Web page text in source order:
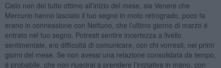
Cielo non del tutto ottimo all’inizio del mese, sia Venere che
Mercurio hanno lasciato il tuo segno in moto retrogrado, poco fa
erano in connessione con Nettuno, che l’ultimo giorno di marzo é
entrato nel tuo segno. Potresti sentire incertezza a livello
sentimentale, e/o difficoltá di comunicare, con chi vorresti, nei primi
giorni del mese. Se non avessi una relazione consolidata da tempo,
é probabile, che non riuscirai a prendere l’iniziativa in mano, con